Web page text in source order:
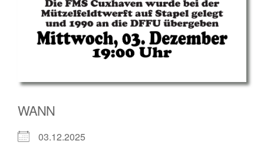
WANN
03.12.2025